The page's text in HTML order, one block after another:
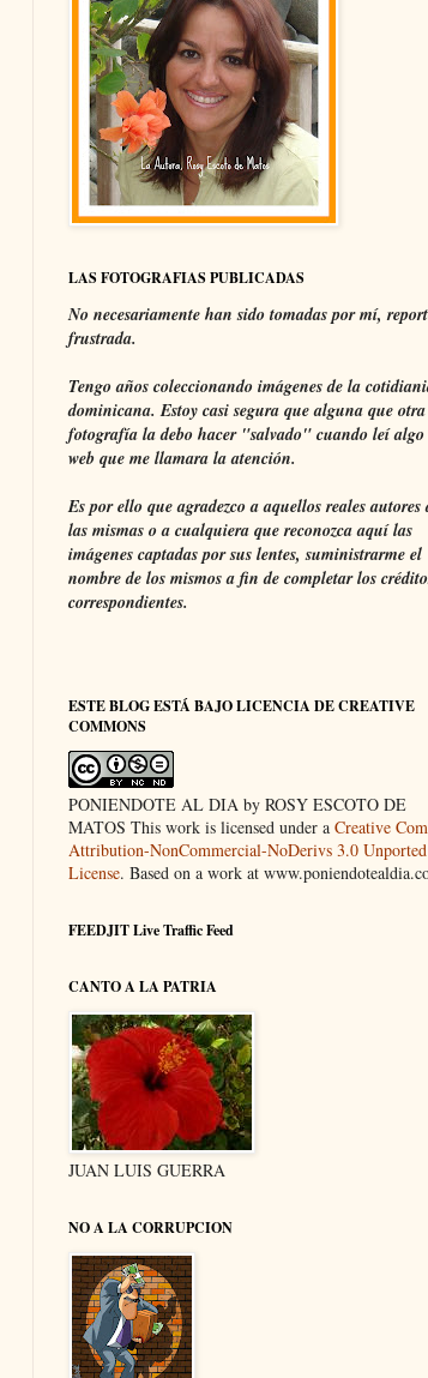
LAS FOTOGRAFIAS PUBLICADAS
No necesariamente han sido tomadas por mí,
frustrada.
Tengo años coleccionando imágenes de la
dominicana. Estoy casi segura que alguna que otra
fotografía la debo hacer "salvado" cuando leí
web que me llamara la atención.
Es por ello que agradezco a aquellos reales autores
las mismas o a cualquiera que reconozca aquí las
imágenes captadas por sus lentes, suministrarme el
nombre de los mismos a fin de completar los
correspondientes.
ESTE BLOG ESTÁ BAJO LICENCIA DE CREATIVE
COMMONS
PONIENDOTE AL DIA by ROSY ESCOTO DE
MATOS This work is licensed under a Creative
Attribution-NonCommercial-NoDerivs 3.0 Unported
License. Based on a work at
FEEDJIT Live Traffic Feed
CANTO A LA PATRIA
JUAN LUIS GUERRA
NO A LA CORRUPCION